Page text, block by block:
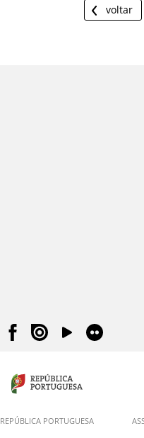
voltar
REPÚBLICA PORTUGUESA